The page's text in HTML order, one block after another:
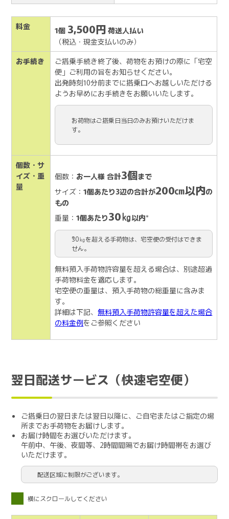
料金 1個 3,500円 荷送人払い
（税込・現金支払いのみ）
お手続き
ご搭乗手続き終了後、荷物をお預けの際に「宅空
便」ご利用の旨をお知らせください。
出発時刻10分前までに搭乗口へお越しいただける
ようお早めにお手続きをお願いいたします。
お荷物はご搭乗日当日のみお預けいただけま
す。
個数・サ
イズ・重
量
個数： お一人様 合計3個まで
サイズ：1個あたり3辺の合計が200㎝以内の
もの
重量：1個あたり30㎏以内*
30㎏を超える手荷物は、宅空便の受付はできま
せん。
無料預入手荷物許容量を超える場合は、別途超過
手荷物料金を適応します。
宅空便の重量は、預入手荷物の総重量に含みま
す。
詳細は下記、無料預入手荷物許容量を超えた場合
の料金例をご参照ください
翌日配送サービス（快速宅空便）
ご搭乗日の翌日または翌日以降に、ご自宅またはご指定の場
所までお手荷物をお届けします。
お届け時間をお選びいただけます。
午前中、午後、夜間等、2時間間隔でお届け時間帯をお選び
いただけます。
配送区域に制限がございます。
横にスクロールしてください